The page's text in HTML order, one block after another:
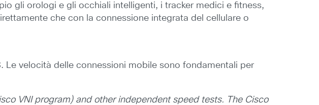
gli orologi e gli occhiali intelligenti, i tracker medici e fitness,
che con la connessione integrata del cellulare o
velocità delle connessioni mobile sono fondamentali per
VNI program) and other independent speed tests. The Cisco